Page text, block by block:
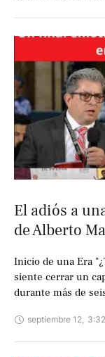
El adiós a
de Alberto
Inicio de una Era
siente cerrar un
durante más de
septiembre 12,